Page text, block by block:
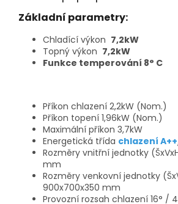
Základní parametry:
Chladící výkon 7,2kW
Topný výkon 7,2kW
Funkce temperování 8° C
Příkon chlazení 2,2kW (Nom.)
Příkon topení 1,96kW (Nom.)
Maximální příkon 3,7kW
Energetická třída chlazení A++
Rozměry vnitřní jednotky
mm
Rozměry venkovní jednotky
900x700x350 mm
Provozní rozsah chlazení 16° /